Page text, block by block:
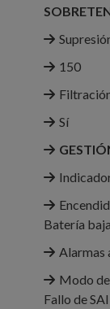
150
Sí
Batería baja
Alarmas
Modo
Fallo de SAI